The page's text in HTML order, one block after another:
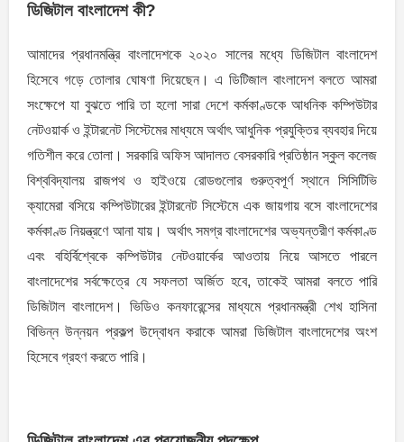
ডিজিটাল বাংলাদেশ কী?
আমাদের প্রধানমন্ত্রি বাংলাদেশকে ২০২০ সালের মধ্যে ডিজিটাল বাংলাদেশ
হিসেবে গড়ে তোলার ঘোষণা দিয়েছেন। এ ডিটিজাল বাংলাদেশ বলতে আমরা
সংক্ষেপে যা বুঝতে পারি তা হলো সারা দেশে কর্মকাণ্ডকে আধনিক কম্পিউটার
নেটওয়ার্ক ও ইন্টারনেট সিস্টেমের মাধ্যমে অর্থাৎ আধুনিক প্রযুক্তির ব্যবহার দিয়ে
গতিশীল করে তোলা। সরকারি অফিস আদালত বেসরকারি প্রতিষ্ঠান স্কুল কলেজ
বিশ্ববিদ্যালয় রাজপথ ও হাইওয়ে রোডগুলোর গুরুত্বপূর্ণ স্থানে সিসিটিভি
ক্যামেরা বসিয়ে কম্পিউটারের ইন্টারনেট সিস্টেমে এক জায়গায় বসে বাংলাদেশের
কর্মকাণ্ড নিয়ন্ত্রণে আনা যায়। অর্থাৎ সমগ্র বাংলাদেশের অভ্যন্তরীণ কর্মকাণ্ড
এবং বহির্বিশ্বেকে কম্পিউটার নেটওয়ার্কের আওতায় নিয়ে আসতে পারলে
বাংলাদেশের সর্বক্ষেত্রে যে সফলতা অর্জিত হবে, তাকেই আমরা বলতে পারি
ডিজিটাল বাংলাদেশ। ভিডিও কনফারেন্সের মাধ্যমে প্রধানমন্ত্রী শেখ হাসিনা
বিভিন্ন উন্নয়ন প্রকল্প উদ্বোধন করাকে আমরা ডিজিটাল বাংলাদেশের অংশ
হিসেবে গ্রহণ করতে পারি।